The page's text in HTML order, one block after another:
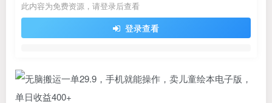
此内容为免费资源，请登录后查看
登录查看